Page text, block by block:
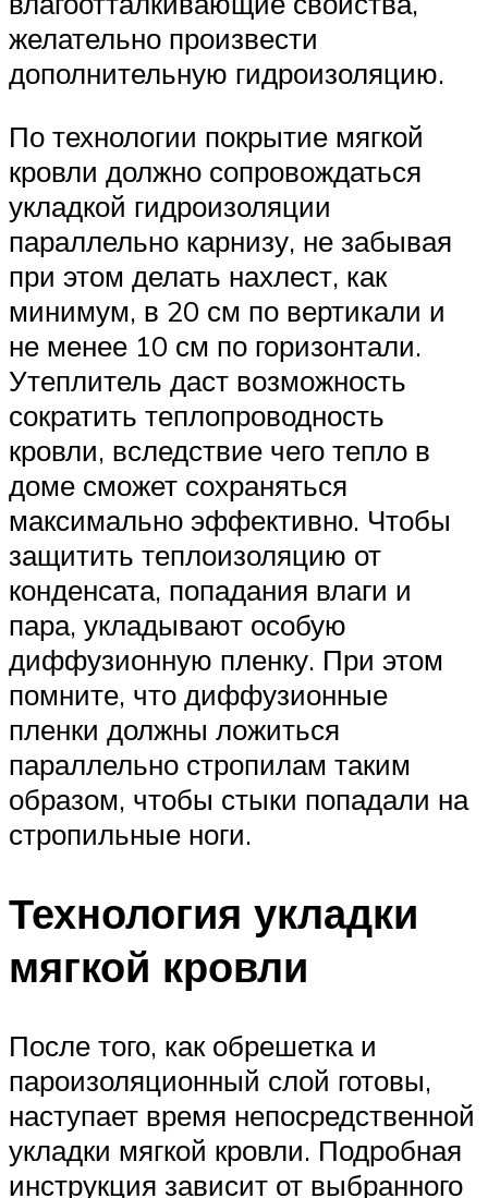
желательно произвести
дополнительную гидроизоляцию.
По технологии покрытие мягкой
кровли должно сопровождаться
укладкой гидроизоляции
параллельно карнизу, не забывая
при этом делать нахлест, как
минимум, в 20 см по вертикали и
не менее 10 см по горизонтали.
Утеплитель даст возможность
сократить теплопроводность
кровли, вследствие чего тепло в
доме сможет сохраняться
максимально эффективно. Чтобы
защитить теплоизоляцию от
конденсата, попадания влаги и
пара, укладывают особую
диффузионную пленку. При этом
помните, что диффузионные
пленки должны ложиться
параллельно стропилам таким
образом, чтобы стыки попадали на
стропильные ноги.
Технология укладки
мягкой кровли
После того, как обрешетка и
пароизоляционный слой готовы,
наступает время непосредственной
укладки мягкой кровли. Подробная
инструкция зависит от выбранного